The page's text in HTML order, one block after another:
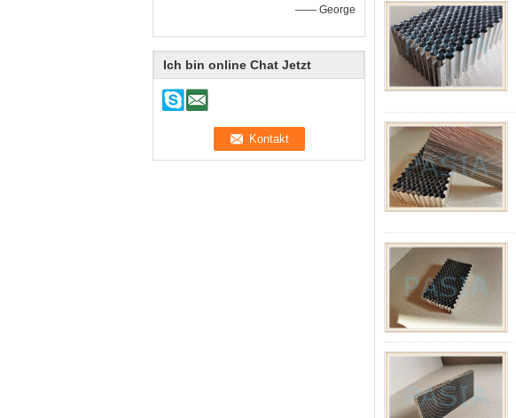
—— George
Ich bin online Chat Jetzt